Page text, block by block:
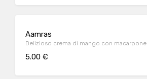
Aamras
Delizioso crema di mango con macarpone
5.00 €